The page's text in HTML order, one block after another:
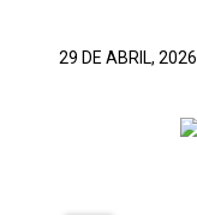
29 DE ABRIL, 2026